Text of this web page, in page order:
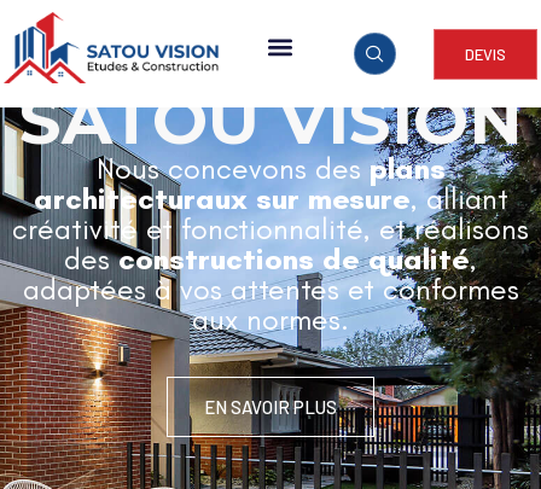
DEVIS
ARCHITECTURE & CONSTRUCTION
SATOU VISION
Nous concevons desplans
architecturaux sur mesure, alliant
créativité et fonctionnalité, et réalisons
desconstructions de qualité,
adaptées à vos attentes et conformes
aux normes.
EN SAVOIR PLUS